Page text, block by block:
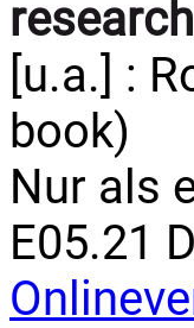
research
[u.a.] :
book)
Nur als
E05.21